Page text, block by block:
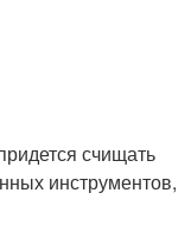
счищать
инструментов,